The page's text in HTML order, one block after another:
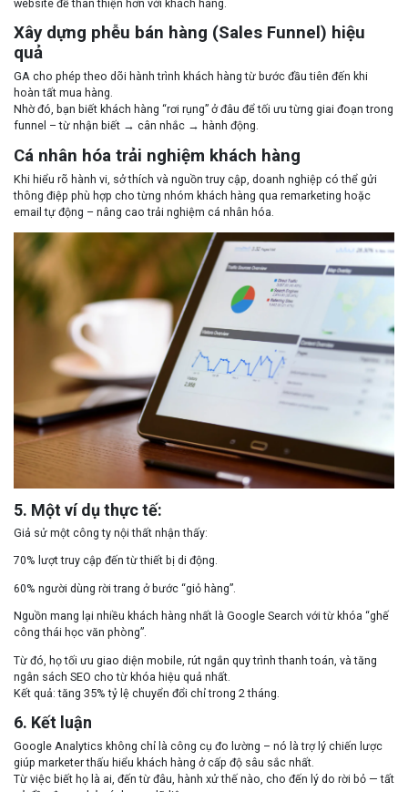
website để thân thiện hơn với khách hàng.
Xây dựng phễu bán hàng (Sales Funnel) hiệu
quả
GA cho phép theo dõi hành trình khách hàng từ bước đầu tiên đến khi
hoàn tất mua hàng.
Nhờ đó, bạn biết khách hàng “rơi rụng” ở đâu để tối ưu từng giai đoạn trong
funnel – từ nhận biết → cân nhắc → hành động.
Cá nhân hóa trải nghiệm khách hàng
Khi hiểu rõ hành vi, sở thích và nguồn truy cập, doanh nghiệp có thể gửi
thông điệp phù hợp cho từng nhóm khách hàng qua remarketing hoặc
email tự động – nâng cao trải nghiệm cá nhân hóa.
5. Một ví dụ thực tế:
Giả sử một công ty nội thất nhận thấy:
70% lượt truy cập đến từ thiết bị di động.
60% người dùng rời trang ở bước “giỏ hàng”.
Nguồn mang lại nhiều khách hàng nhất là Google Search với từ khóa “ghế
công thái học văn phòng”.
Từ đó, họ tối ưu giao diện mobile, rút ngắn quy trình thanh toán, và tăng
ngân sách SEO cho từ khóa hiệu quả nhất.
Kết quả: tăng 35% tỷ lệ chuyển đổi chỉ trong 2 tháng.
6. Kết luận
Google Analytics không chỉ là công cụ đo lường – nó là trợ lý chiến lược
giúp marketer thấu hiểu khách hàng ở cấp độ sâu sắc nhất.
Từ việc biết họ là ai, đến từ đâu, hành xử thế nào, cho đến lý do rời bỏ — tất